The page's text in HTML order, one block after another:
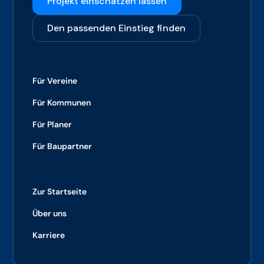
Den passenden Einstieg finden
Für Vereine
Für Kommunen
Für Planer
Für Baupartner
Zur Startseite
Über uns
Karriere